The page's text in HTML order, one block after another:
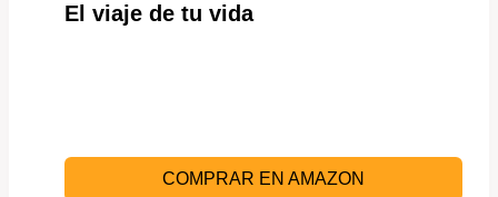
El viaje de tu vida
COMPRAR EN AMAZON